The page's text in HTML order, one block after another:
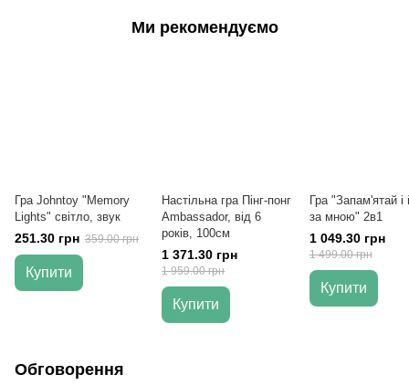
Ми рекомендуємо
Гра Johntoy "Memory
Lights" світло, звук
251.30 грн 359.00 грн
Купити
Настільна гра Пінг-понг
Ambassador, від 6
років, 100см
1 371.30 грн
1 959.00 грн
Купити
Гра "Запам'ятай і
за мною" 2в1
1 049.30 грн
1 499.00 грн
Купити
Обговорення